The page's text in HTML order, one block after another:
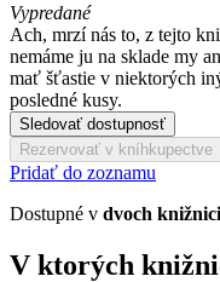
Vypredané
Ach, mrzí nás to, z tejto
nemáme ju na sklade my
mať šťastie v niektorých
posledné kusy.
Sledovať dostupnosť
Rezervovať v kníhkupectve
Pridať do zoznamu
Dostupné v dvoch
V ktorých